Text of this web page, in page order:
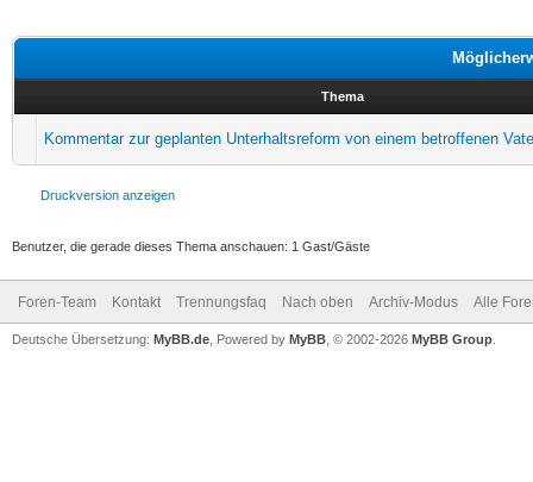
Thema
Kommentar zur geplanten Unterhaltsreform von einem betroffenen
Druckversion anzeigen
Benutzer, die gerade dieses Thema anschauen: 1 Gast/Gäste
Foren-Team Kontakt Trennungsfaq Nach oben Archiv-Modus Alle
Deutsche Übersetzung: MyBB.de , Powered by MyBB , © 2002-2026 MyBB Group